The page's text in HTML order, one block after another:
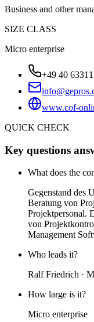
Business and other
SIZE CLASS
Micro enterprise
+49 40
www.cof-
QUICK CHECK
Key questions
What does the
Gegenstand des
Beratung von
Projektpersonal.
von
Management
Who leads it?
Ralf Friedrich ·
How large is it?
Micro enterprise